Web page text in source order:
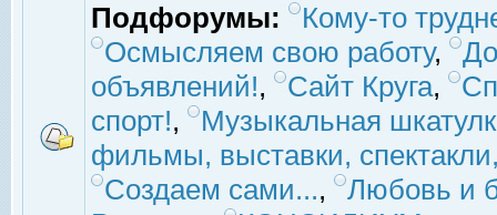
Подфорумы:
Кому-то
Осмысляем свою работу,
объявлений!, Сайт Круга,
спорт!,
Музыкальная
фильмы, выставки,
Создаем сами...,
Любовь и